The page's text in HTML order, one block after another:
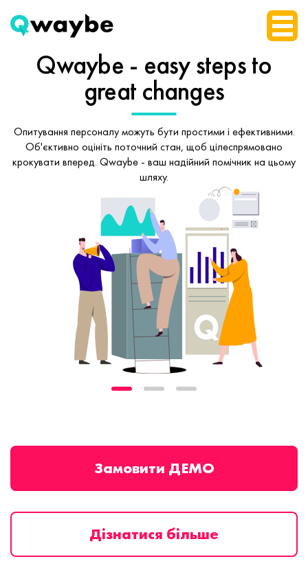
Qwaybe - easy stepsto
great changes
Опитування персоналу можуть бути простими і ефективними.
Об'єктивно оцініть поточний стан, щоб цілеспрямовано
крокувати вперед. Qwaybe - ваш надійний помічник на цьому
шляху.
Замовити ДЕМО
Дізнатися більше